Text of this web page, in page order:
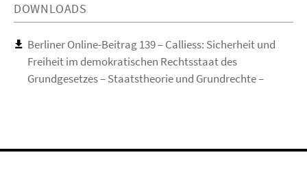
DOWNLOADS
Berliner Online-Beitrag 139 – Calliess: Sicherheit und
Freiheit im demokratischen Rechtsstaat des
Grundgesetzes – Staatstheorie und Grundrechte –